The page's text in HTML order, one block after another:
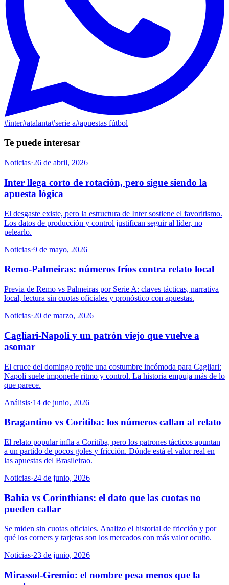
#inter#atalanta#serie a#apuestas fútbol
Te puede interesar
Noticias·26 de abril, 2026
Inter llega corto de rotación, pero sigue siendo la
apuesta lógica
El desgaste existe, pero la estructura de Inter sostiene el favoritismo.
Los datos de producción y control justifican seguir al líder, no
pelearlo.
Noticias·9 de mayo, 2026
Remo-Palmeiras: números fríos contra relato local
Previa de Remo vs Palmeiras por Serie A: claves tácticas, narrativa
local, lectura sin cuotas oficiales y pronóstico con apuestas.
Noticias·20 de marzo, 2026
Cagliari-Napoli y un patrón viejo que vuelve a
asomar
El cruce del domingo repite una costumbre incómoda para Cagliari:
Napoli suele imponerle ritmo y control. La historia empuja más de lo
que parece.
Análisis·14 de junio, 2026
Bragantino vs Coritiba: los números callan al relato
El relato popular infla a Coritiba, pero los patrones tácticos apuntan
a un partido de pocos goles y fricción. Dónde está el valor real en
las apuestas del Brasileirao.
Noticias·24 de junio, 2026
Bahia vs Corinthians: el dato que las cuotas no
pueden callar
Se miden sin cuotas oficiales. Analizo el historial de fricción y por
qué los corners y tarjetas son los mercados con más valor oculto.
Noticias·23 de junio, 2026
Mirassol-Gremio: el nombre pesa menos que la